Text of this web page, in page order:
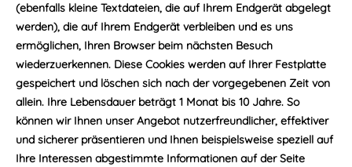
(ebenfalls kleine Textdateien, die auf Ihrem Endgerät abgelegt
werden), die auf Ihrem Endgerät verbleiben und es uns
ermöglichen, Ihren Browser beim nächsten Besuch
wiederzuerkennen. Diese Cookies werden auf Ihrer Festplatte
gespeichert und löschen sich nach der vorgegebenen Zeit von
allein. Ihre Lebensdauer beträgt 1 Monat bis 10 Jahre. So
können wir Ihnen unser Angebot nutzerfreundlicher, effektiver
und sicherer präsentieren und Ihnen beispielsweise speziell auf
Ihre Interessen abgestimmte Informationen auf der Seite